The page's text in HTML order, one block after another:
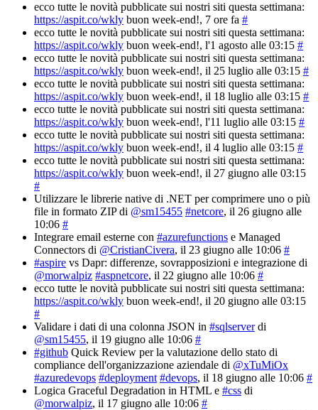
ecco tutte le novità pubblicate sui nostri siti questa settimana:
https://aspit.co/wkly buon week-end!, 7 ore fa #
ecco tutte le novità pubblicate sui nostri siti questa settimana:
https://aspit.co/wkly buon week-end!, l'1 agosto alle 03:15 #
ecco tutte le novità pubblicate sui nostri siti questa settimana:
https://aspit.co/wkly buon week-end!, il 25 luglio alle 03:15 #
ecco tutte le novità pubblicate sui nostri siti questa settimana:
https://aspit.co/wkly buon week-end!, il 18 luglio alle 03:15 #
ecco tutte le novità pubblicate sui nostri siti questa settimana:
https://aspit.co/wkly buon week-end!, l'11 luglio alle 03:15 #
ecco tutte le novità pubblicate sui nostri siti questa settimana:
https://aspit.co/wkly buon week-end!, il 4 luglio alle 03:15 #
ecco tutte le novità pubblicate sui nostri siti questa settimana:
https://aspit.co/wkly buon week-end!, il 27 giugno alle 03:15
#
Utilizzare le librerie native di .NET per comprimere uno o più
file in formato ZIP di @sm15455 #netcore, il 26 giugno alle
10:06 #
Integrare email esterne con #azurefunctions e Managed
Connectors di @CristianCivera, il 23 giugno alle 10:06 #
#aspire vs Dapr: differenze, sovrapposizioni e integrazione di
@morwalpiz #aspnetcore, il 22 giugno alle 10:06 #
ecco tutte le novità pubblicate sui nostri siti questa settimana:
https://aspit.co/wkly buon week-end!, il 20 giugno alle 03:15
#
Validare i dati di una colonna JSON in #sqlserverdi
@sm15455, il 19 giugno alle 10:06 #
#github Quick Review per la valutazione dello stato di
compliance dell'organizzazione aziendale di @xTuMiOx
#azuredevops #deployment #devops, il 18 giugno alle 10:06 #
Logica Graceful Degradation in HTML e #css di
@morwalpiz, il 17 giugno alle 10:06 #